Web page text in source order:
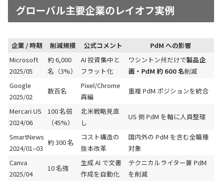
グローバル主要企業のレイオフ実例
企業 / 時期 削減規模 公式コメント
PdM への影響
Microsoft
2025/05
約 6,000
名（3%）
AI 投資集中と
フラット化
ワシントン州だけで製品企
画・PdM 約 600 名削減
Google
2025/02
数百名
Pixel/Chrome
再編
重複 PdM ポジションを統合
Mercari US
2024/06
100 名弱
（45%）
北米戦略見直
し
US 側 PdM を軸に人員整理
SmartNews
2024/01–03
約 300 名
コスト構造の
抜本改革
国内外の PdM を含む全職種
対象
Canva
2025/04
10 名強
生成 AI で文書
作成を自動化
テクニカルライター兼 PdM
を削減